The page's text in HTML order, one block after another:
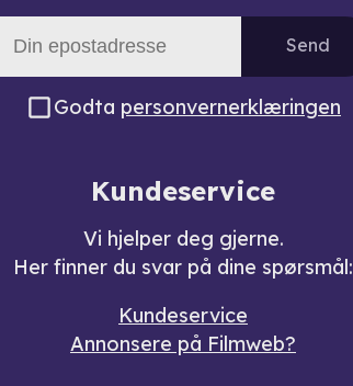
Send
Godta personvernerklæringen
Kundeservice
Vi hjelper deg gjerne.
Her finner du svar på dine spørsmål:
Kundeservice
Annonsere på Filmweb?